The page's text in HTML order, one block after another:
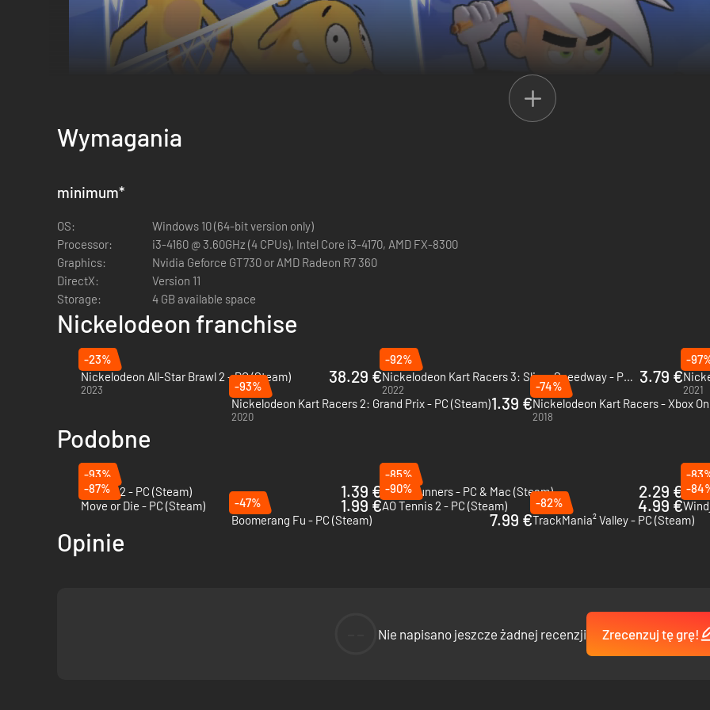
All-Star Nickelodeon Characters
Pick your star-player from 15 iconic Nickelodeon characters from SpongeBob SquarePants, Avatar: The Last Airbender, the
Choose from over 500 outfits and accessories to customize your Nickelodeon character your way, showing off your personality
Wymagania
minimum*
OS:
Windows 10 (64-bit version only)
Processor:
i3-4160 @ 3.60GHz (4 CPUs), Intel Core i3-4170, AMD FX-8300
Graphics:
Nvidia Geforce GT730 or AMD Radeon R7 360
DirectX:
Version 11
Storage:
4 GB available space
Nickelodeon franchise
-23%
Nickelodeon All-Star Brawl 2 - PC (Steam)
2023
38.29 €
-92%
Nickelodeon Kart Racers 3: Slime Speedway - PC (Steam)
2022
3.79 €
-
2021
-93%
Nickelodeon Kart Racers 2: Grand Prix - PC (Steam)
2020
1.39 €
-74%
Nickelodeon Kart Racers - Xbox
2018
Podobne
-93%
Redout 2 - PC (Steam)
1.39 €
-85%
Speedrunners - PC & Mac (Steam)
2.29 €
-
-87%
Move or Die - PC (Steam)
1.99 €
-90%
AO Tennis 2 - PC (Steam)
4.99 €
-
-47%
Boomerang Fu - PC (Steam)
7.99 €
-82%
TrackMania² Valley - PC (Steam)
Opinie
Nie napisano jeszcze żadnej recenzji Zrecenzuj tę grę!